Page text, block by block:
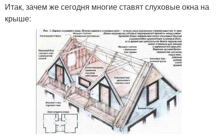
Итак, зачем же сегодня многие ставят слуховые окна на
крыше: